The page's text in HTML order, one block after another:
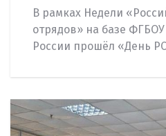
В рамках Недели
отрядов» на базе
России прошёл «День